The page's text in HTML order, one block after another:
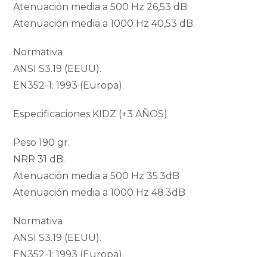
Atenuación media a 500 Hz 26,53 dB.
Atenuación media a 1000 Hz 40,53 dB.
Normativa
ANSI S3.19 (EEUU).
EN352-1: 1993 (Europa).
Especificaciones KIDZ (+3 AÑOS)
Peso 190 gr.
NRR 31 dB.
Atenuación media a 500 Hz 35.3dB
Atenuación media a 1000 Hz 48.3dB
Normativa
ANSI S3.19 (EEUU).
EN352-1: 1993 (Europa).